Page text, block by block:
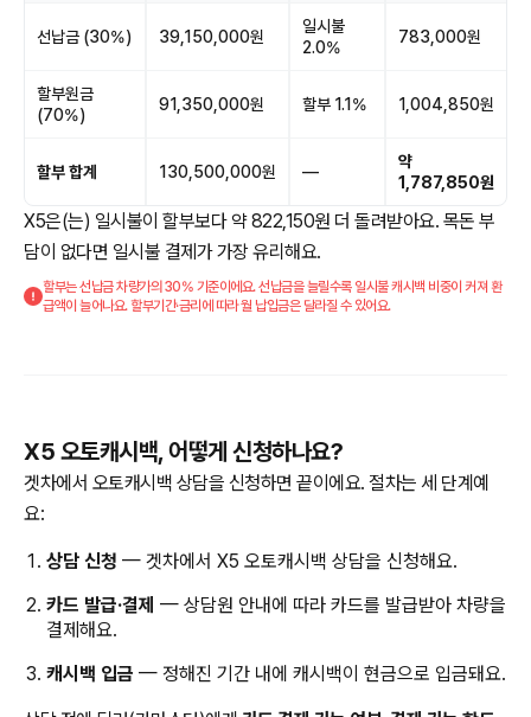
선납금 (30%) 39,150,000원
일시불
2.0%
783,000원
할부원금
(70%)
91,350,000원 할부 1.1% 1,004,850원
할부 합계 130,500,000원 —
약
1,787,850원
X5은(는) 일시불이 할부보다 약 822,150원 더 돌려받아요. 목돈 부
담이 없다면 일시불 결제가 가장 유리해요.
할부는 선납금 차량가의 30% 기준이에요. 선납금을 늘릴수록 일시불 캐시백 비중이 커져 환
급액이 늘어나요. 할부기간·금리에 따라 월 납입금은 달라질 수 있어요.
X5 오토캐시백, 어떻게 신청하나요?
겟차에서 오토캐시백 상담을 신청하면 끝이에요. 절차는 세 단계예
요:
상담 신청 — 겟차에서 X5 오토캐시백 상담을 신청해요.
카드 발급·결제 — 상담원 안내에 따라 카드를 발급받아 차량을
결제해요.
캐시백 입금 — 정해진 기간 내에 캐시백이 현금으로 입금돼요.